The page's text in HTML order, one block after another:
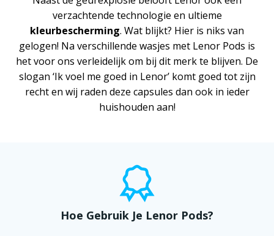
verzachtende technologie en ultieme
kleurbescherming. Wat blijkt? Hier is niks van
gelogen! Na verschillende wasjes met Lenor Pods is
het voor ons verleidelijk om bij dit merk te blijven. De
slogan ‘Ik voel me goed in Lenor’ komt goed tot zijn
recht en wij raden deze capsules dan ook in ieder
huishouden aan!
Hoe Gebruik Je Lenor Pods?